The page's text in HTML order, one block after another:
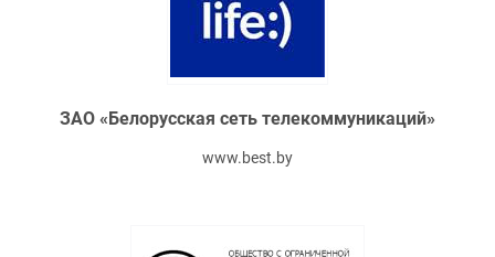
ЗАО «Белорусская сеть телекоммуникаций»
www.best.by